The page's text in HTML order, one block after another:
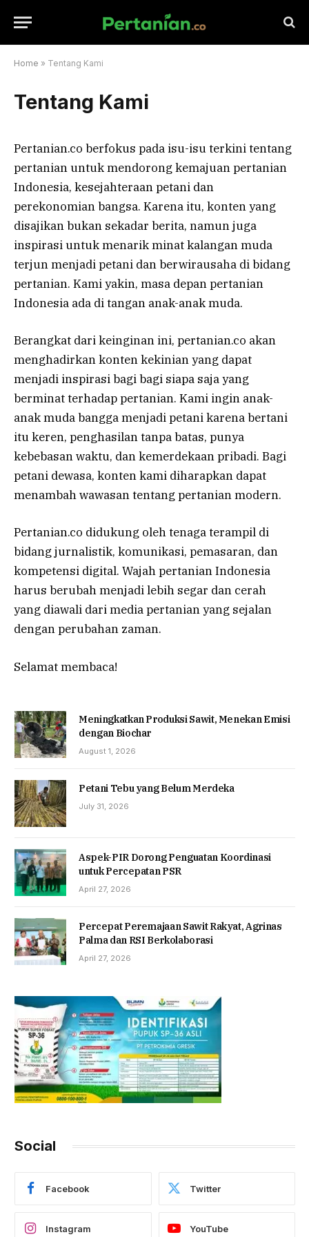
Home » Tentang Kami
Tentang Kami
Pertanian.co berfokus pada isu-isu terkini tentang
pertanian untuk mendorong kemajuan pertanian
Indonesia, kesejahteraan petani dan
perekonomian bangsa. Karena itu, konten yang
disajikan bukan sekadar berita, namun juga
inspirasi untuk menarik minat kalangan muda
terjun menjadi petani dan berwirausaha di bidang
pertanian. Kami yakin, masa depan pertanian
Indonesia ada di tangan anak-anak muda.
Berangkat dari keinginan ini, pertanian.co akan
menghadirkan konten kekinian yang dapat
menjadi inspirasi bagi bagi siapa saja yang
berminat terhadap pertanian. Kami ingin anak-
anak muda bangga menjadi petani karena bertani
itu keren, penghasilan tanpa batas, punya
kebebasan waktu, dan kemerdekaan pribadi. Bagi
petani dewasa, konten kami diharapkan dapat
menambah wawasan tentang pertanian modern.
Pertanian.co didukung oleh tenaga terampil di
bidang jurnalistik, komunikasi, pemasaran, dan
kompetensi digital. Wajah pertanian Indonesia
harus berubah menjadi lebih segar dan cerah
yang diawali dari media pertanian yang sejalan
dengan perubahan zaman.
Selamat membaca!
Meningkatkan Produksi Sawit, Menekan Emisi
dengan Biochar
August 1, 2026
Petani Tebu yang Belum Merdeka
July 31, 2026
Aspek-PIR Dorong Penguatan Koordinasi
untuk Percepatan PSR
April 27, 2026
Percepat Peremajaan Sawit Rakyat, Agrinas
Palma dan RSI Berkolaborasi
April 27, 2026
Social
Facebook Twitter
Instagram YouTube